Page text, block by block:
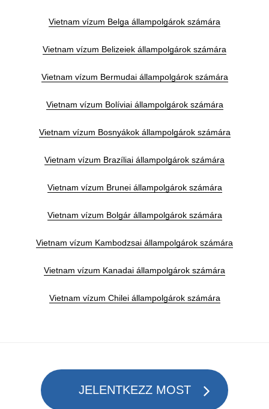
Vietnam vízum Belga állampolgárok számára
Vietnam vízum Belizeiek állampolgárok számára
Vietnam vízum Bermudai állampolgárok számára
Vietnam vízum Bolíviai állampolgárok számára
Vietnam vízum Bosnyákok állampolgárok számára
Vietnam vízum Brazíliai állampolgárok számára
Vietnam vízum Brunei állampolgárok számára
Vietnam vízum Bolgár állampolgárok számára
Vietnam vízum Kambodzsai állampolgárok számára
Vietnam vízum Kanadai állampolgárok számára
Vietnam vízum Chilei állampolgárok számára
JELENTKEZZ MOST